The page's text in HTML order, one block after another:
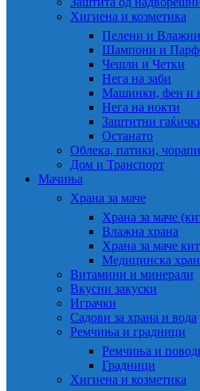
Хигиена и козметика
Пелени и
Шампони и
Чешли и Четки
Нега на заби
Машинки, фен и
Нега на нокти
Заштитни
Останато
Облека, патики,
Дом и Транспорт
Мачиња
Храна за маче
Храна за маче
Влажна храна
Храна за маче
Медицинска
Витамини и минерали
Вкусни закуски
Играчки
Садови за храна и вода
Ремчиња и градници
Ремчиња и
Градници
Хигиена и козметика